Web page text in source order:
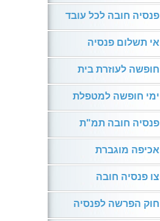
פנסיה חובה לכל עובד
אי תשלום פנסיה
חופשה לעוזרת בית
ימי חופשה למטפלת
פנסיה חובה תמ"ת
אכיפה מוגברת
צו פנסיה חובה
חוק הפרשה לפנסיה